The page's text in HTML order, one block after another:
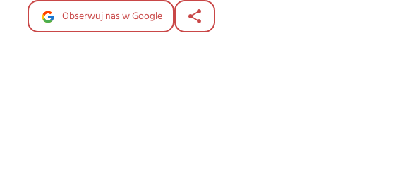
Obserwuj nas w Google